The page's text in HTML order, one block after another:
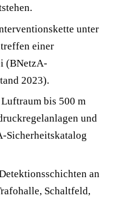
unter
einer
(BNetzA-
2023).
bis 500 m
und
Sicherheitskatalog
an
Schaltfeld,